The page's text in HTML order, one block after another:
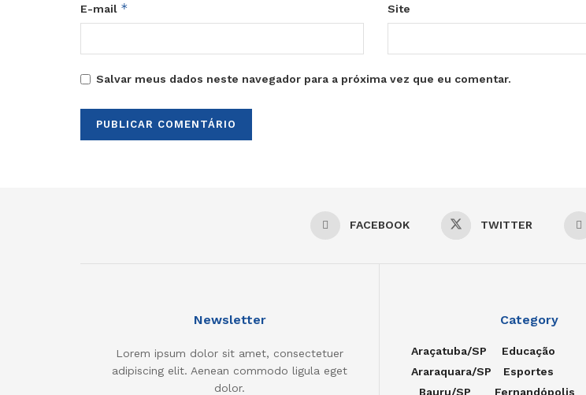
E-mail * Site
Salvar meus dados neste navegador para a próxima vez que eu comentar.
FACEBOOK TWITTER
Newsletter
Lorem ipsum dolor sit amet, consectetuer
adipiscing elit. Aenean commodo ligula eget
dolor.
Category
Araçatuba/SP
Araraquara/SP
Bauru/SP
Educação
Esportes
Fernandópolis